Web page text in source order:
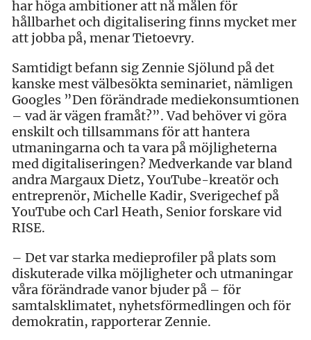
har höga ambitioner att nå målen för
hållbarhet och digitalisering finns mycket mer
att jobba på, menar Tietoevry.
Samtidigt befann sig Zennie Sjölund på det
kanske mest välbesökta seminariet, nämligen
Googles ”Den förändrade mediekonsumtionen
– vad är vägen framåt?”. Vad behöver vi göra
enskilt och tillsammans för att hantera
utmaningarna och ta vara på möjligheterna
med digitaliseringen? Medverkande var bland
andra Margaux Dietz, YouTube-kreatör och
entreprenör, Michelle Kadir, Sverigechef på
YouTube och Carl Heath, Senior forskare vid
RISE.
– Det var starka medieprofiler på plats som
diskuterade vilka möjligheter och utmaningar
våra förändrade vanor bjuder på – för
samtalsklimatet, nyhetsförmedlingen och för
demokratin, rapporterar Zennie.